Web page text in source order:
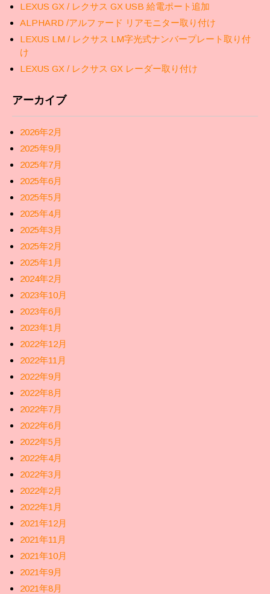
LEXUS GX / レクサス GX USB 給電ポート追加
ALPHARD /アルファード リアモニター取り付け
LEXUS LM / レクサス LM字光式ナンバープレート取り付
け
LEXUS GX / レクサス GX レーダー取り付け
アーカイブ
2026年2月
2025年9月
2025年7月
2025年6月
2025年5月
2025年4月
2025年3月
2025年2月
2025年1月
2024年2月
2023年10月
2023年6月
2023年1月
2022年12月
2022年11月
2022年9月
2022年8月
2022年7月
2022年6月
2022年5月
2022年4月
2022年3月
2022年2月
2022年1月
2021年12月
2021年11月
2021年10月
2021年9月
2021年8月